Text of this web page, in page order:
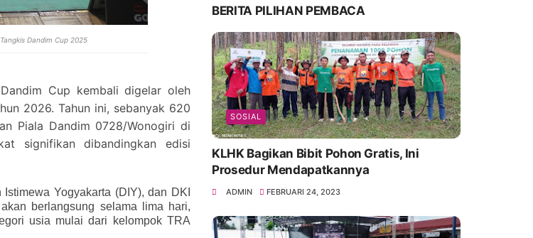
Dandim Cup 2025
Cup kembali digelar oleh
2026. Tahun ini, sebanyak 620
Piala Dandim 0728/Wonogiri di
signifikan dibandingkan edisi
Yogyakarta (DIY), dan DKI
berlangsung selama lima hari,
usia mulai dari kelompok TRA
BERITA PILIHAN PEMBACA
SOSIAL
KLHK Bagikan Bibit Pohon Gratis, Ini
Prosedur Mendapatkannya
ADMIN FEBRUARI 24, 2023